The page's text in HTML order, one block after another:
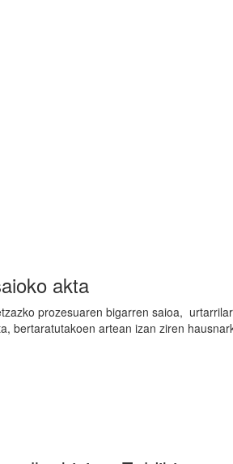
akta
prozesuaren bigarren saioa,
bertaratutakoen artean izan ziren